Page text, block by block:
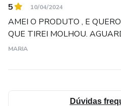
5 10/04/2024
AMEI O PRODUTO , E
QUE TIREI MOLHOU.
MARIA
Dúvidas